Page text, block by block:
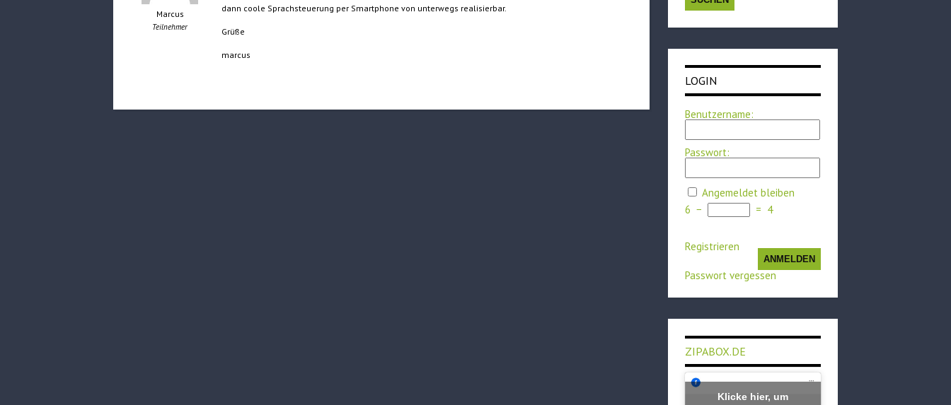
Marcus
Teilnehmer
dann coole Sprachsteuerung per Smartphone von unterwegs realisierbar.
Grüße
marcus
LOGIN
Benutzername:
Passwort:
Angemeldet bleiben
6 − = 4
ANMELDEN
Registrieren
Passwort vergessen
ZIPABOX.DE
Klicke hier, um